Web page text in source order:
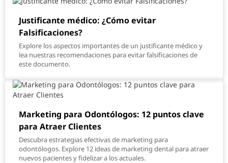
Justificante médico: ¿Cómo evitar
Falsificaciones?
Explore los aspectos importantes de un justificante médico y
lea nuestras recomendaciones para evitar falsificaciones de
este documento.
Marketing para Odontólogos: 12 puntos clave
para Atraer Clientes
Descubra estrategias efectivas de marketing para
odontólogos. Explore 12 ideas de marketing dental para atraer
nuevos pacientes y fidelizar a los actuales.